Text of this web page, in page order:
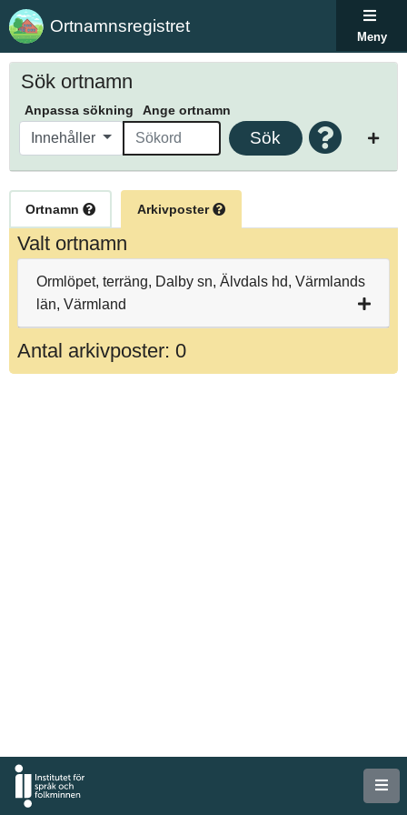
Ortnamnsregistret
Meny
Sök ortnamn
Anpassa sökning Ange ortnamn
Innehåller Sök
Ortnamn Arkivposter
Valt ortnamn
Ormlöpet, terräng, Dalby sn, Älvdals hd, Värmlands
län, Värmland
Antal arkivposter: 0